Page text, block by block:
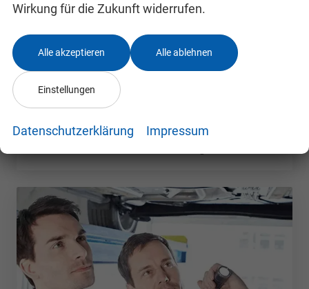
Wirkung für die Zukunft widerrufen.
Alle akzeptieren Alle ablehnen
Einstellungen
Datenschutzerklärung Impressum